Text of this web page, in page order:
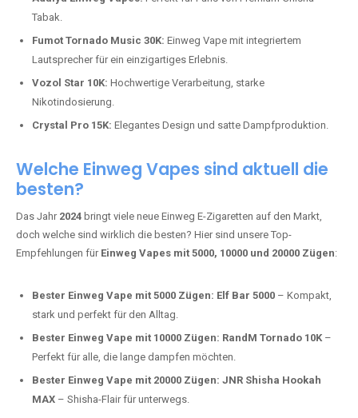
Tabak.
Fumot Tornado Music 30K: Einweg Vape mit integriertem
Lautsprecher für ein einzigartiges Erlebnis.
Vozol Star 10K: Hochwertige Verarbeitung, starke
Nikotindosierung.
Crystal Pro 15K: Elegantes Design und satte Dampfproduktion.
Welche Einweg Vapes sind aktuell die
besten?
Das Jahr 2024 bringt viele neue Einweg E-Zigaretten auf den Markt,
doch welche sind wirklich die besten? Hier sind unsere Top-
Empfehlungen für Einweg Vapes mit 5000, 10000 und 20000 Zügen:
Bester Einweg Vape mit 5000 Zügen: Elf Bar 5000 – Kompakt,
stark und perfekt für den Alltag.
Bester Einweg Vape mit 10000 Zügen: RandM Tornado 10K –
Perfekt für alle, die lange dampfen möchten.
Bester Einweg Vape mit 20000 Zügen: JNR Shisha Hookah
MAX – Shisha-Flair für unterwegs.